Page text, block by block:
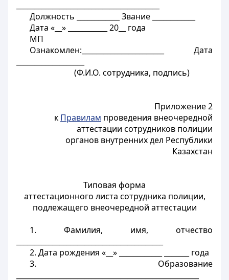
Должность ____________ Звание ____________
Дата «__» ___________ 20__ года
МП
Ознакомлен:_______________________ Дата
(Ф.И.О. сотрудника, подпись)
Приложение 2
к Правилам проведения внеочередной
аттестации сотрудников полиции
органов внутренних дел Республики
Казахстан
Типовая форма
аттестационного листа сотрудника полиции,
подлежащего внеочередной аттестации
1. Фамилия, имя, отчество
2. Дата рождения «__» ____________ _______ года
3. Образование